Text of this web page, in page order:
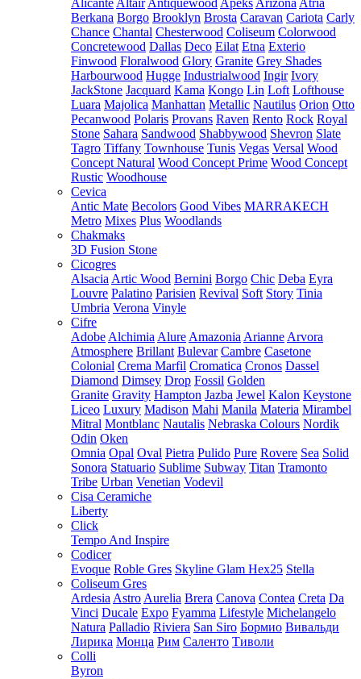
Alicante Altair Antiquewood Apeks Arizona Atria
Berkana Borgo Brooklyn Brosta Caravan Cariota Carly
Chance Chantal Chesterwood Coliseum Colorwood
Concretewood Dallas Deco Eilat Etna Exterio
Finwood Floralwood Glory Granite Grey Shades
Harbourwood Hugge Industrialwood Ingir Ivory
JackStone Jacquard Kama Kongo Lin Loft Lofthouse
Luara Majolica Manhattan Metallic Nautilus Orion Otto
Pecanwood Polaris Provans Raven Rento Rock Royal
Stone Sahara Sandwood Shabbywood Shevron Slate
Tagro Tiffany Townhouse Tunis Vegas Versal Wood
Concept Natural Wood Concept Prime Wood Concept
Rustic Woodhouse
Cevica
Antic Mate Becolors Good Vibes MARRAKECH
Metro Mixes Plus Woodlands
Chakmaks
3D Fusion Stone
Cicogres
Alsacia Artic Wood Bernini Borgo Chic Deba Eyra
Louvre Palatino Parisien Revival Soft Story Tinia
Umbria Verona Vinyle
Cifre
Adobe Alchimia Alure Amazonia Arianne Arvora
Atmosphere Brillant Bulevar Cambre Casetone
Colonial Crema Marfil Cromatica Cronos Dassel
Diamond Dimsey Drop Fossil Golden
Granite Gravity Hampton Jazba Jewel Kalon Keystone
Liceo Luxury Madison Mahi Manila Materia Mirambel
Mitral Montblanc Nautalis Nebraska Colours Nordik
Odin Oken
Omnia Opal Oval Pietra Pulido Pure Rovere Sea Solid
Sonora Statuario Sublime Subway Titan Tramonto
Tribe Urban Venetian Vodevil
Cisa Ceramiche
Liberty
Click
Tempo And Inspire
Codicer
Evoque Roble Gres Skyline Glam Hex25 Stella
Coliseum Gres
Ardesia Astro Aurelia Brera Canova Contea Creta Da
Vinci Ducale Expo Fyamma Lifestyle Michelangelo
Natura Palladio Riviera San Siro Бормио Вивальди
Лирика Монца Рим Саленто Тиволи
Colli
Byron